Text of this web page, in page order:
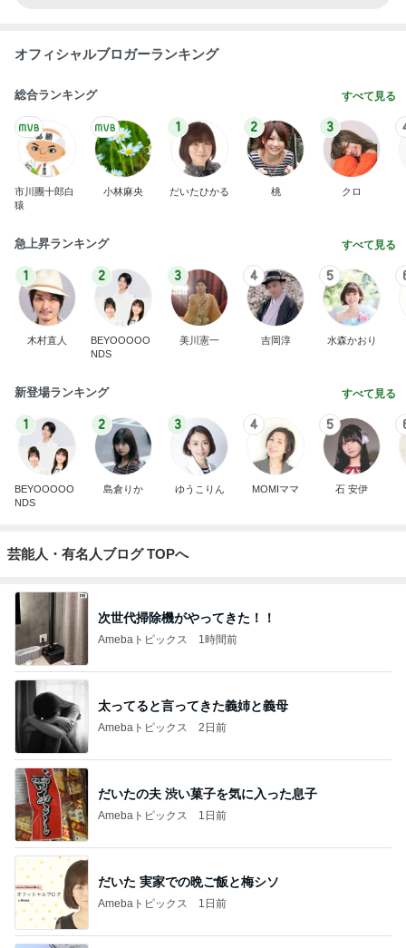
オフィシャルブロガーランキング
総合ランキング すべて見る
市川團十郎白
猿
小林麻央
1
だいたひかる
2
桃
3
クロ
急上昇ランキング すべて見る
1
木村直人
2
BEYOOOOO
NDS
3
美川憲一
4
吉岡淳
5
水森かおり
新登場ランキング すべて見る
1
BEYOOOOO
NDS
2
島倉りか
3
ゆうこりん
4
MOMIママ
5
石 安伊
芸能人・有名人ブログ TOPへ
次世代掃除機がやってきた！！
Amebaトピックス 1時間前
太ってると言ってきた義姉と義母
Amebaトピックス 2日前
だいたの夫 渋い菓子を気に入った息子
Amebaトピックス 1日前
だいた 実家での晩ご飯と梅シソ
Amebaトピックス 1日前